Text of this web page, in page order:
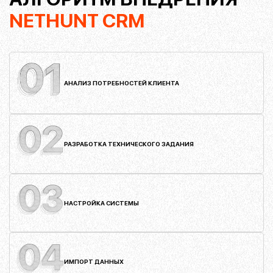
Система NetHunt охватывает весь цикл взаимодействия с клиентом: от
первой реакции на рекламу до продажи. Платформа хранит данные о
Внедрение НетХант упрощает ведение бизнеса через Gmail. Вы получите
продаж и другим данным прямо из почтового ящика. Помимо удобного
доступа, система позволяет автоматически запускать таргетированные
рассылки без необходимости контроля. Она легко адаптируется под
структуру вашего бизнеса, так что вы сможете настраивать фильтры и
предоставлять доступ другим пользователям. Кроме Gmail, настройка
РАБОТА С ЛИДАМИ
Если вам кажется, что искать, привлекать и заинтересовать лидов – это
интеграциям CRM-система значительно облегчает поиск лидов на онлайн-
платформах, категоризацию данных касательно потенциальных клиентов и
подпитку интереса с помощью персонализированных писем. В зависимости
от специфики ваших процессов, NetHunt поможет лучше контролировать и
привлечения клиентов по разным каналам и прогнозирования прибыли на
NETHUNT CRM
АНАЛИЗ ПОТРЕБНОСТЕЙ КЛИЕНТА
РАЗРАБОТКА ТЕХНИЧЕСКОГО ЗАДАНИЯ
НАСТРОЙКА СИСТЕМЫ
ИМПОРТ ДАННЫХ